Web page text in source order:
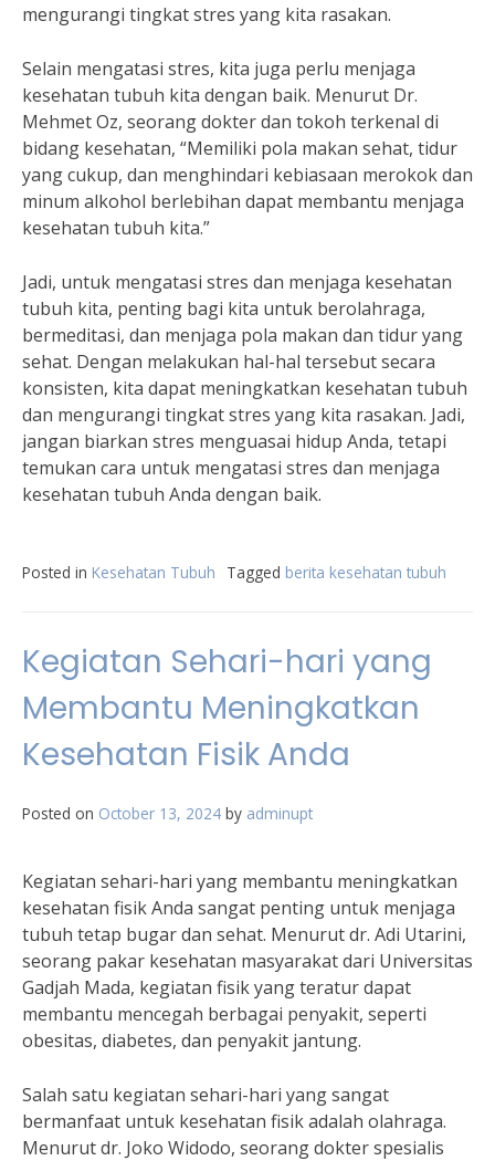
mengurangi tingkat stres yang kita rasakan.
Selain mengatasi stres, kita juga perlu menjaga
kesehatan tubuh kita dengan baik. Menurut Dr.
Mehmet Oz, seorang dokter dan tokoh terkenal di
bidang kesehatan, “Memiliki pola makan sehat, tidur
yang cukup, dan menghindari kebiasaan merokok dan
minum alkohol berlebihan dapat membantu menjaga
kesehatan tubuh kita.”
Jadi, untuk mengatasi stres dan menjaga kesehatan
tubuh kita, penting bagi kita untuk berolahraga,
bermeditasi, dan menjaga pola makan dan tidur yang
sehat. Dengan melakukan hal-hal tersebut secara
konsisten, kita dapat meningkatkan kesehatan tubuh
dan mengurangi tingkat stres yang kita rasakan. Jadi,
jangan biarkan stres menguasai hidup Anda, tetapi
temukan cara untuk mengatasi stres dan menjaga
kesehatan tubuh Anda dengan baik.
Posted in Kesehatan Tubuh Tagged berita kesehatan tubuh
Kegiatan Sehari-hari yang
Membantu Meningkatkan
Kesehatan Fisik Anda
Posted on October 13, 2024 by adminupt
Kegiatan sehari-hari yang membantu meningkatkan
kesehatan fisik Anda sangat penting untuk menjaga
tubuh tetap bugar dan sehat. Menurut dr. Adi Utarini,
seorang pakar kesehatan masyarakat dari Universitas
Gadjah Mada, kegiatan fisik yang teratur dapat
membantu mencegah berbagai penyakit, seperti
obesitas, diabetes, dan penyakit jantung.
Salah satu kegiatan sehari-hari yang sangat
bermanfaat untuk kesehatan fisik adalah olahraga.
Menurut dr. Joko Widodo, seorang dokter spesialis